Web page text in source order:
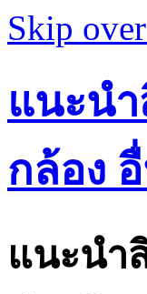
Skip
แนะน
กล้อง
แนะนำ